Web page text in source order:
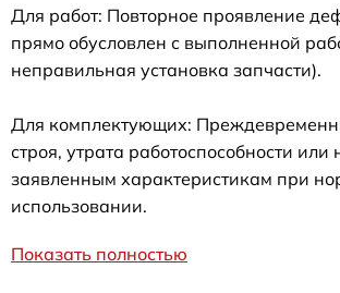
Для работ: Повторное проявление
прямо обусловлен с выполненной
неправильная установка запчасти).
Для комплектующих:
строя, утрата работоспособности или
заявленным характеристикам при
использовании.
Показать полностью